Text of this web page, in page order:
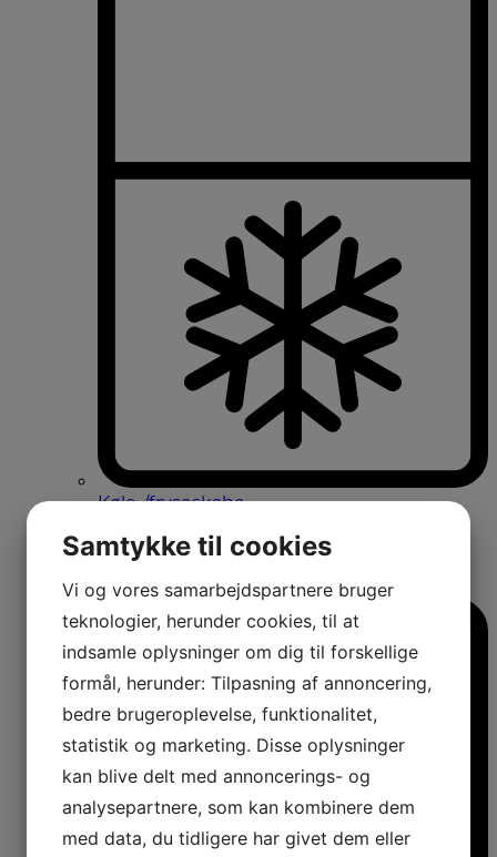
Køle-/fryseskabe
Integrerbare køle-/fryseskabe
Amerikanerkøleskabe
Samtykke til cookies
Vi og vores samarbejdspartnere bruger
teknologier, herunder cookies, til at
indsamle oplysninger om dig til forskellige
formål, herunder: Tilpasning af annoncering,
bedre brugeroplevelse, funktionalitet,
statistik og marketing. Disse oplysninger
kan blive delt med annoncerings- og
analysepartnere, som kan kombinere dem
med data, du tidligere har givet dem eller